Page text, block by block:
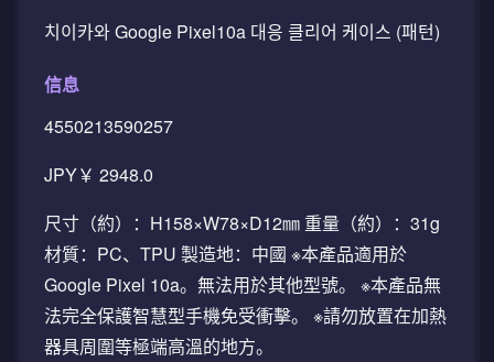
치이카와 Google Pixel10a 대응 클리어 케이스 (패턴)
信息
4550213590257
JPY￥ 2948.0
尺寸（約）：H158×W78×D12㎜ 重量（約）：31g
材質：PC、TPU 製造地：中國 ※本產品適用於
Google Pixel 10a。無法用於其他型號。 ※本產品無
法完全保護智慧型手機免受衝擊。 ※請勿放置在加熱
器具周圍等極端高溫的地方。